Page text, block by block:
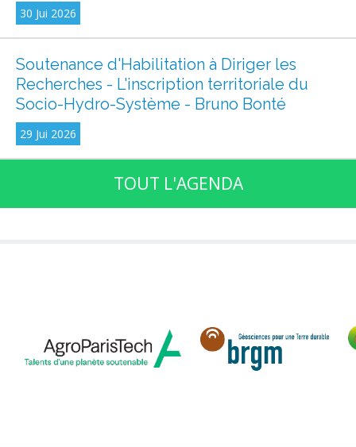
30 Jui 2026
Soutenance d'Habilitation à Diriger les
Recherches - L'inscription territoriale du
Socio-Hydro-Système - Bruno Bonté
29 Jui 2026
TOUT L'AGENDA